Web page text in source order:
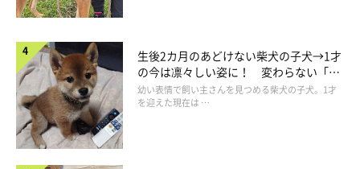
生後2カ月のあどけない柴犬の子犬→1才
の今は凛々しい姿に！ 変わらない「く
りくりおめめ」にもほっこり
幼い表情で飼い主さんを見つめる柴犬の子犬。1才
を迎えた現在は …